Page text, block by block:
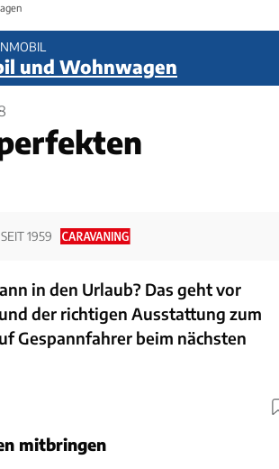
und Wohnwagen
1959
in den Urlaub? Das geht vor
der richtigen Ausstattung zum
Gespannfahrer beim nächsten
mitbringen